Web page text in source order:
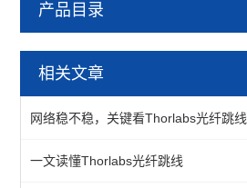
产品目录
光纤器件
相关文章
网络稳不稳，关键看Thorlabs光纤跳线
一文读懂Thorlabs光纤跳线